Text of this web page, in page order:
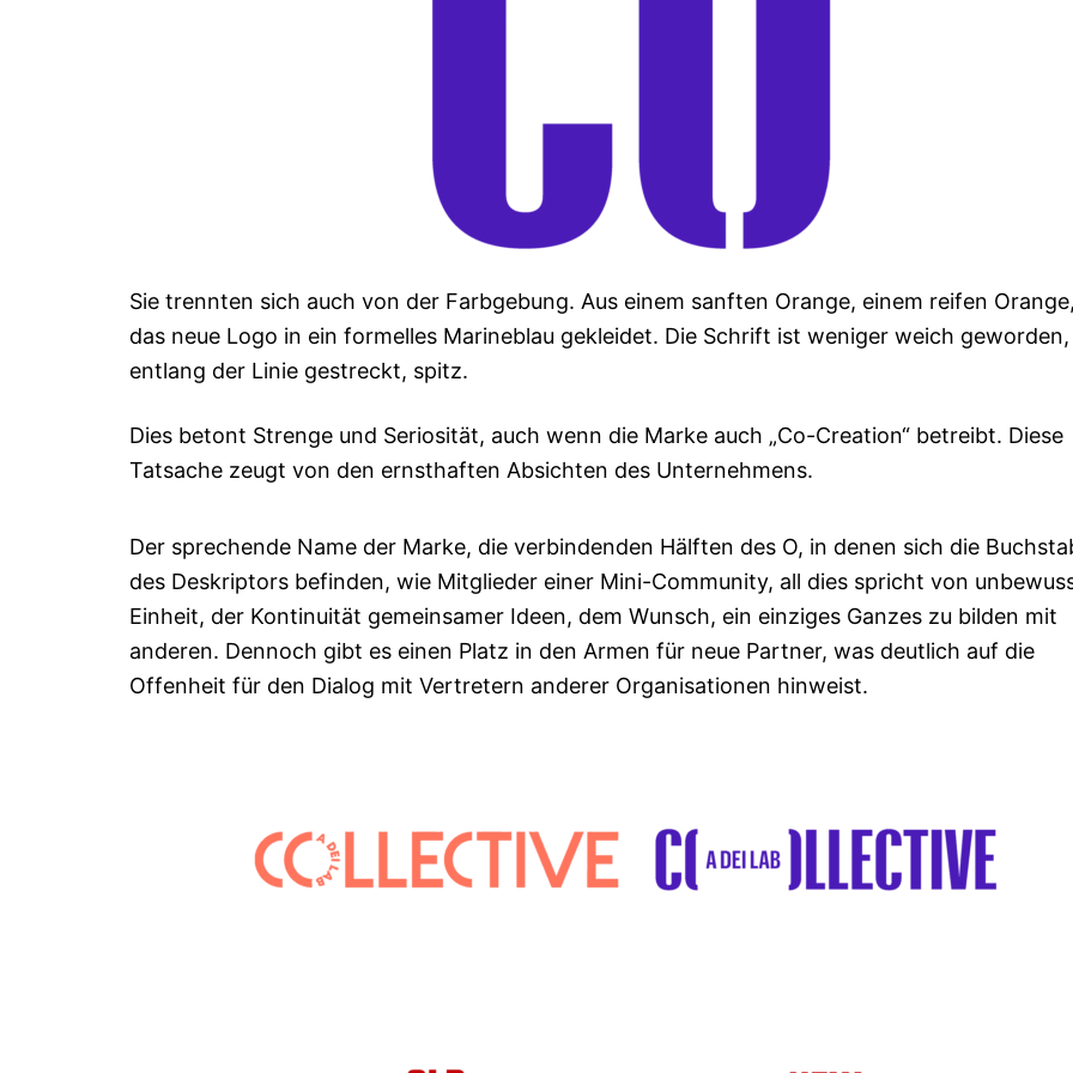
Sie trennten sich auch von der Farbgebung. Aus einem sanften Orange, einem reifen
das neue Logo in ein formelles Marineblau gekleidet. Die Schrift ist weniger weich geworden,
entlang der Linie gestreckt, spitz.
Dies betont Strenge und Seriosität, auch wenn die Marke auch „Co-Creation“ betreibt. Diese
Tatsache zeugt von den ernsthaften Absichten des Unternehmens.
Der sprechende Name der Marke, die verbindenden Hälften des O, in denen sich die
des Deskriptors befinden, wie Mitglieder einer Mini-Community, all dies spricht von
Einheit, der Kontinuität gemeinsamer Ideen, dem Wunsch, ein einziges Ganzes zu bilden mit
anderen. Dennoch gibt es einen Platz in den Armen für neue Partner, was deutlich auf die
Offenheit für den Dialog mit Vertretern anderer Organisationen hinweist.